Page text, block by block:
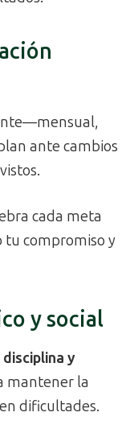
ante cambios
cada meta
tu compromiso y
y social
disciplina y
mantener la
dificultades.